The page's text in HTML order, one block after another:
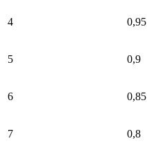
4 0,95
5 0,9
6 0,85
7 0,8